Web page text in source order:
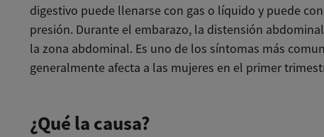
digestivo puede llenarse con gas o líquido y puede
presión. Durante el embarazo, la distensión
la zona abdominal. Es uno de los síntomas más
generalmente afecta a las mujeres en el primer
¿Qué la causa?